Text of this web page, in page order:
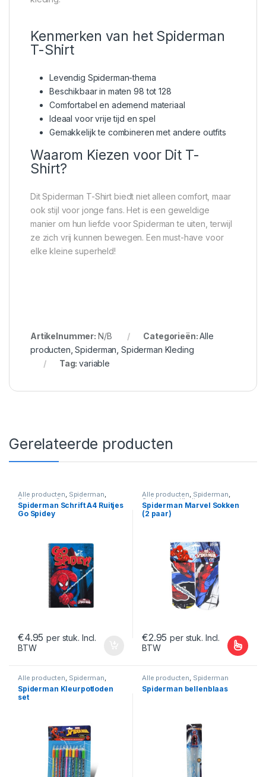
Kenmerken van het Spiderman
T-Shirt
Levendig Spiderman-thema
Beschikbaar in maten 98 tot 128
Comfortabel en ademend materiaal
Ideaal voor vrije tijd en spel
Gemakkelijk te combineren met andere outfits
Waarom Kiezen voor Dit T-
Shirt?
Dit Spiderman T-Shirt biedt niet alleen comfort, maar
ook stijl voor jonge fans. Het is een geweldige
manier om hun liefde voor Spiderman te uiten, terwijl
ze zich vrij kunnen bewegen. Een must-have voor
elke kleine superheld!
Artikelnummer: N/B Categorieën:Alle
producten ,Spiderman Spiderman Kleding
Tag:variable
Gerelateerde producten
Alle producten, Spiderman,
Spiderman Creatief en
Decoratie,Spiderman Naar
School
Spiderman Schrift A4 Ruitjes
Go Spidey
€4.95 per stuk. Incl.
BTW
Alle producten, Spiderman,
Spiderman Kleding
Spiderman Marvel Sokken
(2 paar)
€2.95 per stuk. Incl.
BTW
Dit product heeft meerdere
Alle producten, Spiderman,
Spiderman Creatief en
Decoratie
Spiderman Kleurpotloden
set
Alle producten, Spiderman
Spiderman bellenblaas